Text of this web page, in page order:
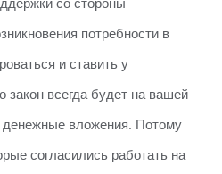
потребности в
и ставить у
закон всегда будет на вашей
вложения. Потому
согласились работать на